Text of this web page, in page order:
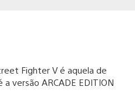
Fighter V é aquela de
versão ARCADE EDITION